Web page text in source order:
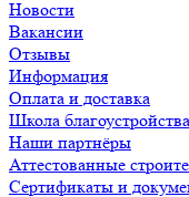
Новости
Вакансии
Отзывы
Информация
Оплата и доставка
Школа благоустройства
Наши партнёры
Аттестованные
Сертификаты и